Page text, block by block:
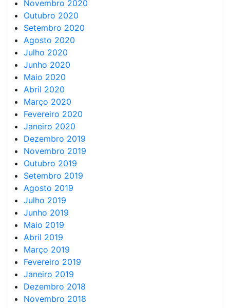
Novembro 2020
Outubro 2020
Setembro 2020
Agosto 2020
Julho 2020
Junho 2020
Maio 2020
Abril 2020
Março 2020
Fevereiro 2020
Janeiro 2020
Dezembro 2019
Novembro 2019
Outubro 2019
Setembro 2019
Agosto 2019
Julho 2019
Junho 2019
Maio 2019
Abril 2019
Março 2019
Fevereiro 2019
Janeiro 2019
Dezembro 2018
Novembro 2018